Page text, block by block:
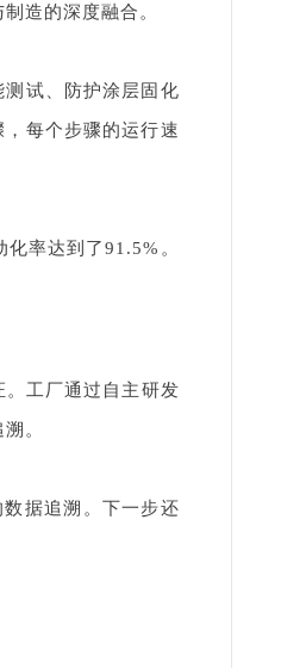
造的深度融合。
试、防护涂层固化
每个步骤的运行速
率达到了91.5%。
。工厂通过自主研发
。
据追溯。下一步还